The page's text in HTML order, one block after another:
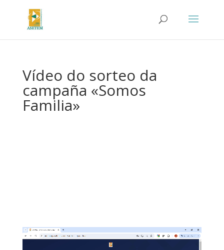
Vídeo do sorteo da
campaña «Somos
Familia»